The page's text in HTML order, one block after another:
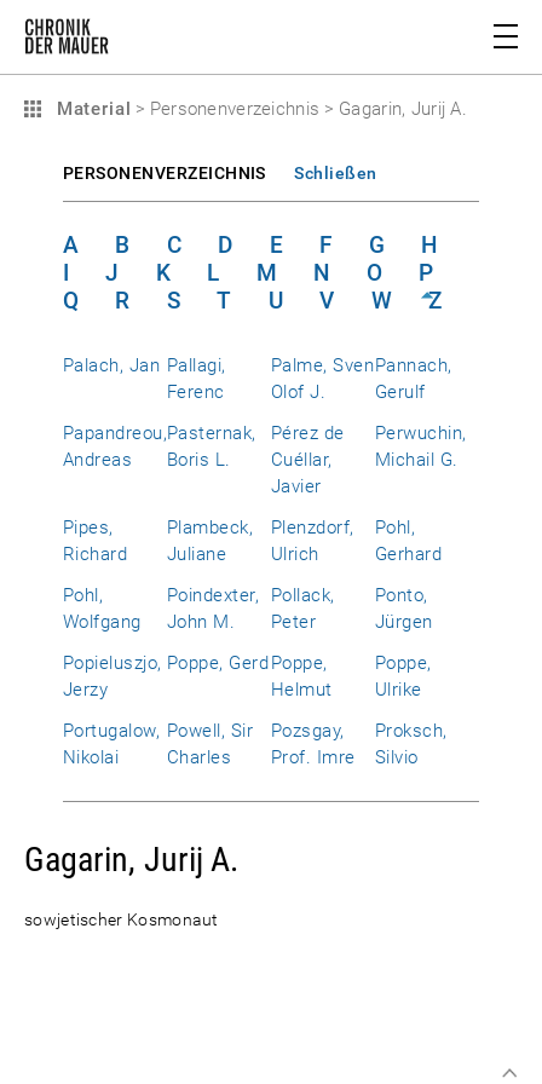
Material > Personenverzeichnis > Gagarin, Jurij A.
PERSONENVERZEICHNIS Schließen
A B C D E F G
H
I
J K L M N O
P
Q
R S T U V W Z
Palach, Jan Pallagi,
Ferenc
Palme, Sven
Olof J.
Pannach,
Gerulf
Papandreou,
Andreas
Pasternak,
Boris L.
Pérez de
Cuéllar,
Javier
Perwuchin,
Michail G.
Pipes,
Richard
Plambeck,
Juliane
Plenzdorf,
Ulrich
Pohl,
Gerhard
Pohl,
Wolfgang
Poindexter,
John M.
Pollack,
Peter
Ponto,
Jürgen
Popieluszjo,
Jerzy
Poppe, GerdPoppe,
Helmut
Poppe,
Ulrike
Portugalow,
Nikolai
Powell, Sir
Charles
Pozsgay,
Prof. Imre
Proksch,
Silvio
Gagarin, Jurij A.
sowjetischer Kosmonaut